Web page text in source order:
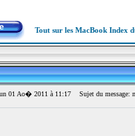
Tout sur les MacBook Index
01 Ao� 2011 à 11:17 Sujet du message: